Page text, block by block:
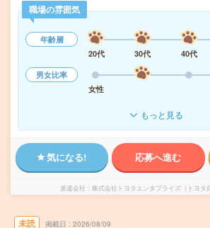
職場の雰囲気
年齢層
20代
30代 40代
男女比率
女性
もっと見る
気になる! 応募へ進む
派遣会社 株式会社トヨタエンタプライズ（トヨタ
未読 掲載日 2026/08/09